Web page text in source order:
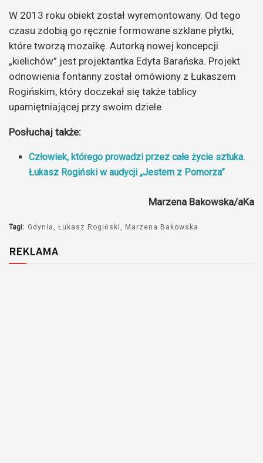
W 2013 roku obiekt został wyremontowany. Od tego
czasu zdobią go ręcznie formowane szklane płytki,
które tworzą mozaikę. Autorką nowej koncepcji
„kielichów” jest projektantka Edyta Barańska. Projekt
odnowienia fontanny został omówiony z Łukaszem
Rogińskim, który doczekał się także tablicy
upamiętniającej przy swoim dziele.
Posłuchaj także:
Człowiek, którego prowadzi przez całe życie sztuka.
Łukasz Rogiński w audycji „Jestem z Pomorza”
Marzena Bakowska/aKa
Tagi: Gdynia Łukasz Rogiński Marzena Bakowska
REKLAMA